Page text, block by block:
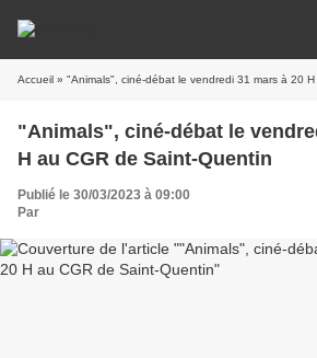
Accueil » "Animals", ciné-débat le vendredi 31 mars à 20
"Animals", ciné-débat le
H au CGR de Saint-Quentin
Publié le 30/03/2023 à 09:00
Par